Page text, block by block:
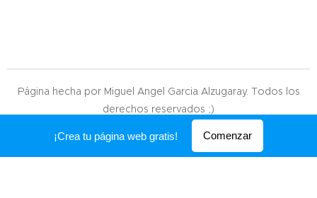
Página hecha por Miguel Angel Garcia Alzugaray. Todos los
derechos reservados ;)
Creado conWebnode
¡Crea tu página web gratis! Comenzar